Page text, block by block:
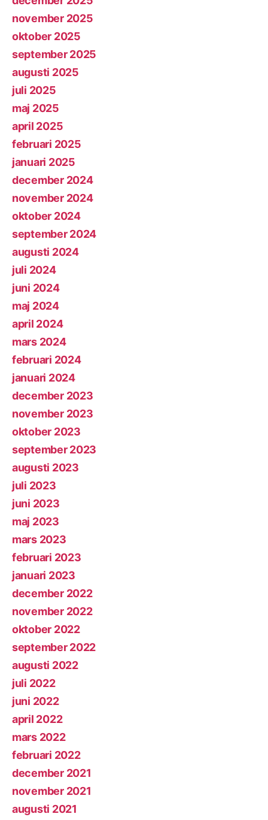
november 2025
oktober 2025
september 2025
augusti 2025
juli 2025
maj 2025
april 2025
februari 2025
januari 2025
december 2024
november 2024
oktober 2024
september 2024
augusti 2024
juli 2024
juni 2024
maj 2024
april 2024
mars 2024
februari 2024
januari 2024
december 2023
november 2023
oktober 2023
september 2023
augusti 2023
juli 2023
juni 2023
maj 2023
mars 2023
februari 2023
januari 2023
december 2022
november 2022
oktober 2022
september 2022
augusti 2022
juli 2022
juni 2022
april 2022
mars 2022
februari 2022
december 2021
november 2021
augusti 2021